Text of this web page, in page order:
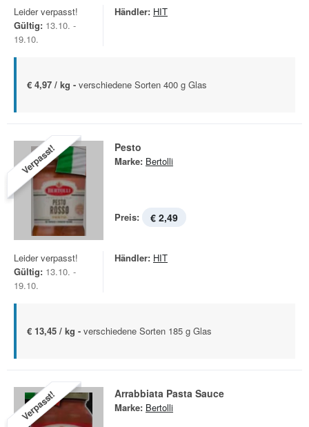
Leider verpasst!
Gültig: 13.10. -
19.10.
Händler: HIT
€ 4,97 / kg - verschiedene Sorten 400 g Glas
Verpasst! Pesto
Marke: Bertolli
Preis: € 2,49
Leider verpasst!
Gültig: 13.10. -
19.10.
Händler: HIT
€ 13,45 / kg - verschiedene Sorten 185 g Glas
Verpasst! Arrabbiata Pasta Sauce
Marke: Bertolli